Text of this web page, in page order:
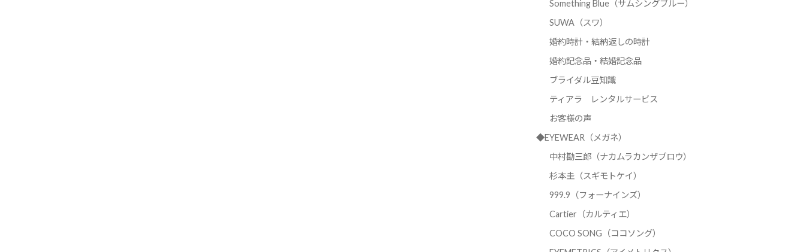
Something Blue（サムシングブルー）
SUWA（スワ）
婚約時計・結納返しの時計
婚約記念品・結婚記念品
ブライダル豆知識
ティアラ レンタルサービス
お客様の声
◆EYEWEAR（メガネ）
中村勘三郎（ナカムラカンザブロウ）
杉本圭（スギモトケイ）
999.9（フォーナインズ）
Cartier（カルティエ）
COCO SONG（ココソング）